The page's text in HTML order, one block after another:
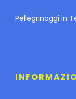
Pellegrinaggi in